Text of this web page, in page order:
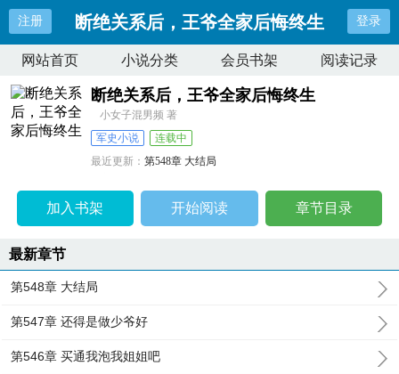
注册 断绝关系后，王爷全家后悔终生 登录
网站首页 小说分类 会员书架 阅读记录
断绝关系后，王爷全家后悔终生
小女子混男频 著
军史小说
连载中
最近更新：第548章 大结局
加入书架 开始阅读 章节目录
最新章节
第548章 大结局
第547章 还得是做少爷好
第546章 买通我泡我姐姐吧